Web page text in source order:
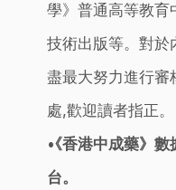
學》普通高等教育
技術出版等。對於
盡最大努力進行審
處,歡迎讀者指正。
《香港中成藥》
台。